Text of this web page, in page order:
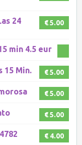
€ 5.00
24
min 4.5 eur
€ 5.00
15 Min.
€ 5.00
€ 5.00
€ 4.00